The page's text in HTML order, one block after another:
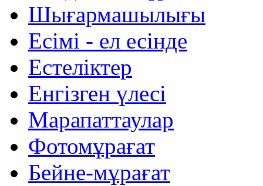
Шығармашылығы
Есімі - ел есінде
Естеліктер
Енгізген үлесі
Марапаттаулар
Фотомұрағат
Бейне-мұрағат